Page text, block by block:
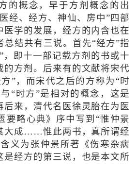
的概念，早于方剂概念的出
经、经方、神仙、房中”四部
医学的发展，经方的内含也在
总结共有三说。首先“经方”指
，即十一部记载方剂的书或十
的方剂。后来有的文献将宋代
”，而宋代之后的方称为“时
“时方”是相对的概念，这是
后来，清代名医徐灵胎在为医
要略心典》序中写到“惟仲景
大成……惟此两书，真所谓经
义为张仲景所著《伤寒杂病
是经方的第三说，也是本文所